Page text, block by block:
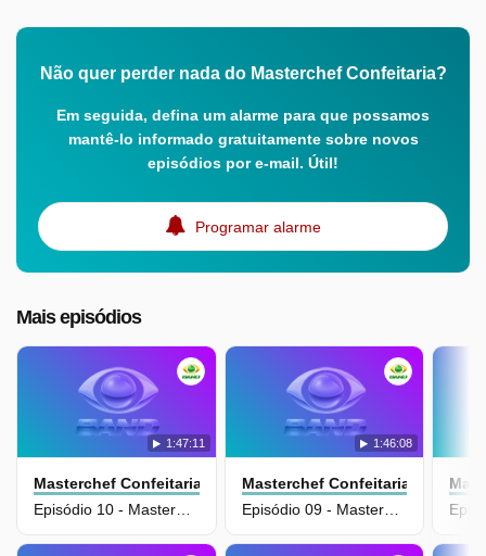
Não quer perder nada do Masterchef Confeitaria?
Em seguida, defina um alarme para que possamos
mantê-lo informado gratuitamente sobre novos
episódios por e-mail. Útil!
Programar alarme
Mais episódios
1:47:11
Masterchef Confeitaria
Episódio 10 - MasterChef Confeitaria
1:46:08
Masterchef Confeitaria
Episódio 09 - MasterChef Confeitaria